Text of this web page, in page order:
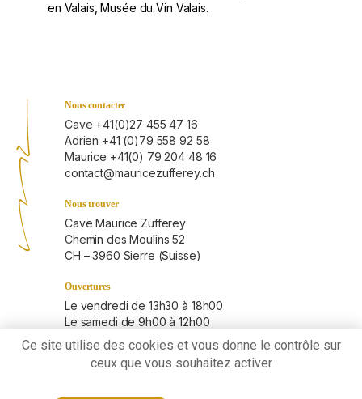
en Valais, Musée du Vin Valais.
Nous contacter
Cave +41(0)27 455 47 16
Adrien +41 (0)79 558 92 58
Maurice +41(0) 79 204 48 16
contact@mauricezufferey.ch
Nous trouver
Cave Maurice Zufferey
Chemin des Moulins 52
CH – 3960 Sierre (Suisse)
Ouvertures
Le vendredi de 13h30 à 18h00
Le samedi de 9h00 à 12h00
Les autres jours sur rendez-vous
Ce site utilise des cookies et vous donne le contrôle sur
ceux que vous souhaitez activer